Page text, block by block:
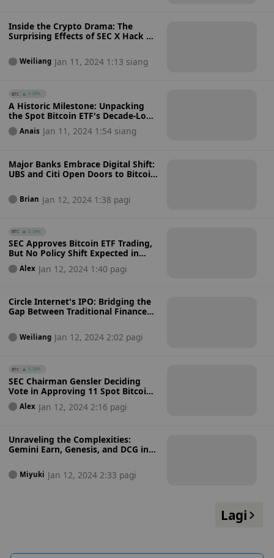
Inside the Crypto Drama: The
Surprising Effects of SEC X Hack on
Weiliang Jan 11, 2024 1:13 siang
BTC 0.19%
A Historic Milestone: Unpacking
the Spot Bitcoin ETF's Decade-Long
Road to SEC Approval
Anais Jan 11, 2024 1:54 siang
Major Banks Embrace Digital Shift:
UBS and Citi Open Doors to Bitcoin
Brian Jan 12, 2024 1:38 pagi
BTC 0.19%
SEC Approves Bitcoin ETF Trading,
But No Policy Shift Expected in
KoreaAlex Jan 12, 2024 1:40 pagi
Circle Internet's IPO: Bridging the
Gap Between Traditional Finance
Weiliang Jan 12, 2024 2:02 pagi
BTC 0.19%
SEC Chairman Gensler Deciding
Vote in Approving 11 Spot Bitcoin
ETFsAlex Jan 12, 2024 2:16 pagi
Unraveling the Complexities:
Gemini Earn, Genesis, and DCG in
Miyuki Jan 12, 2024 2:33 pagi
Lagi